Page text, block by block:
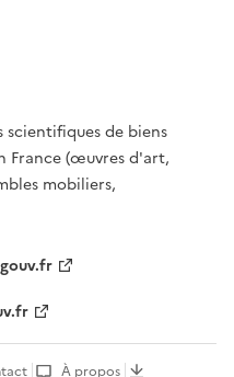
scientifiques de biens
France (œuvres d'art,
mobiliers,
À propos